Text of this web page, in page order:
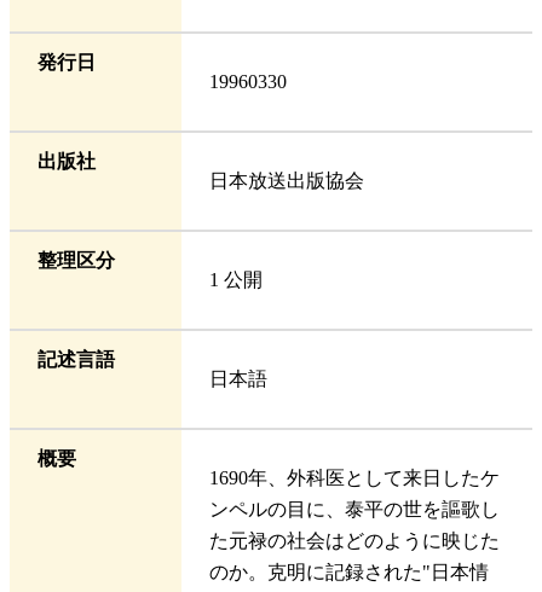
発行日
19960330
出版社
日本放送出版協会
整理区分
1 公開
記述言語
日本語
概要
1690年、外科医として来日したケ
ンペルの目に、泰平の世を謳歌し
た元禄の社会はどのように映じた
のか。克明に記録された"日本情